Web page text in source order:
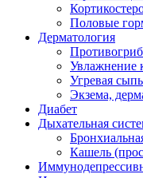
Половые
Дерматология
Увлажнение
Угревая сыпь
Экзема,
Диабет
Дыхательная
Кашель